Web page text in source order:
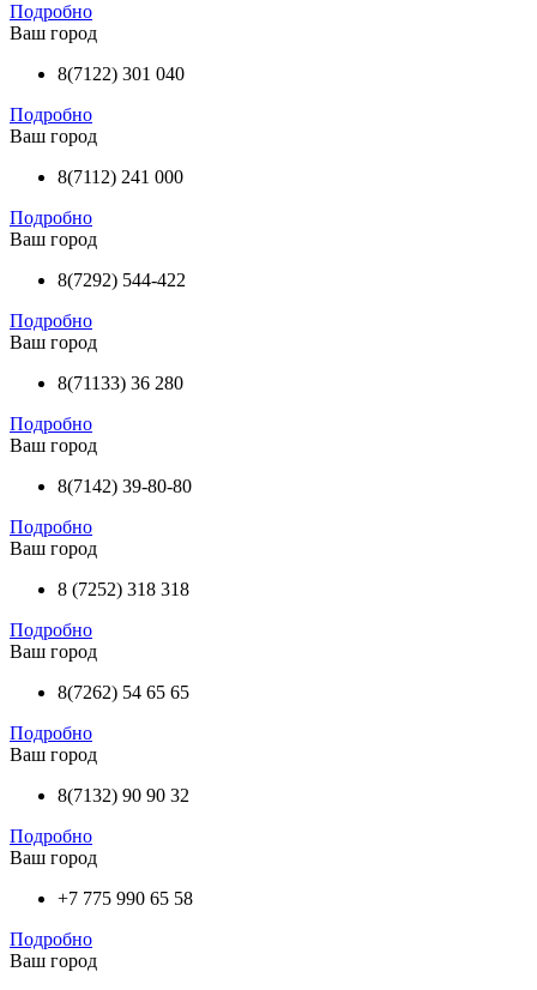
Подробно
Ваш город
8(7122) 301 040
Подробно
Ваш город
8(7112) 241 000
Подробно
Ваш город
8(7292) 544-422
Подробно
Ваш город
8(71133) 36 280
Подробно
Ваш город
8(7142) 39-80-80
Подробно
Ваш город
8 (7252) 318 318
Подробно
Ваш город
8(7262) 54 65 65
Подробно
Ваш город
8(7132) 90 90 32
Подробно
Ваш город
+7 775 990 65 58
Подробно
Ваш город